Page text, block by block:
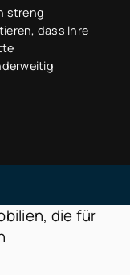
streng
dass Ihre
die für